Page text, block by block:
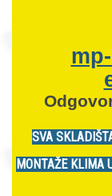
SVA
MONTAŽE KLIMA